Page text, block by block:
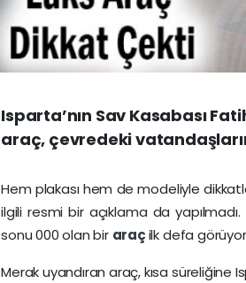
Isparta’nın Sav Kasabası
araç, çevredeki
Hem plakası hem de modeliyle
ilgili resmi bir açıklama da yapılmadı.
sonu 000 olan bir araçilk defa
Merak uyandıran araç, kısa süreliğine